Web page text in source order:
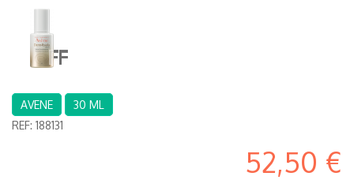
AVENE
30 ML
REF: 188131
52,50 €